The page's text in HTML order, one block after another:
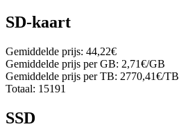
SD-kaart
Gemiddelde prijs: 44,22€
Gemiddelde prijs per GB: 2,71€/GB
Gemiddelde prijs per TB: 2770,41€/TB
Totaal: 15191
SSD